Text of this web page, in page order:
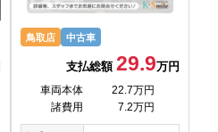
鳥取店 中古車
支払総額29.9万円
車両本体
22.7万円
諸費用
7.2万円